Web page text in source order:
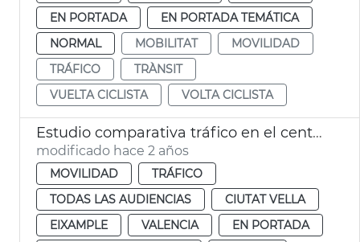
EN PORTADA
EN PORTADA TEMÁTICA
NORMAL
MOBILITAT
MOVILIDAD
TRÁFICO
TRÀNSIT
VUELTA CICLISTA
VOLTA CICLISTA
Estudio comparativa tráfico en el centro ciudad
modificado hace 2 años
MOVILIDAD
TRÁFICO
TODAS LAS AUDIENCIAS
CIUTAT VELLA
EIXAMPLE
VALENCIA
EN PORTADA